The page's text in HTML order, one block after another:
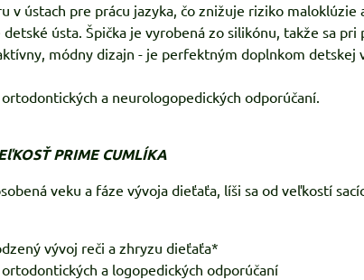
v ústach pre prácu jazyka, čo znižuje riziko maloklúzie
ústa. Špička je vyrobená zo silikónu, takže sa
módny dizajn - je perfektným doplnkom detskej
a neurologopedických odporúčaní.
PRIME CUMLÍKA
veku a fáze vývoja dieťaťa, líši sa od veľkostí
vývoj reči a zhryzu dieťaťa*
a logopedických odporúčaní